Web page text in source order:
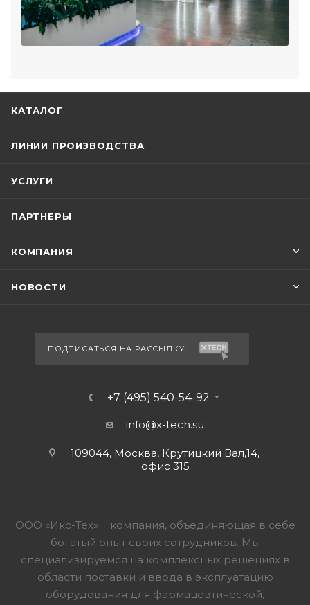
КАТАЛОГ
ЛИНИИ ПРОИЗВОДСТВА
УСЛУГИ
ПАРТНЕРЫ
КОМПАНИЯ
НОВОСТИ
ПОДПИСАТЬСЯ НА РАССЫЛКУ
+7 (495) 540-54-92
info@x-tech.su
109044, Москва, Крутицкий Вал,14,
офис 315
ООО «Икс-Тех» − компания, объединяющая в себе
богатый опыт своих сотрудников. Мы
специализируемся на комплексных решениях в
области поставки и ввода в эксплуатацию
оборудования для фармацевтической,